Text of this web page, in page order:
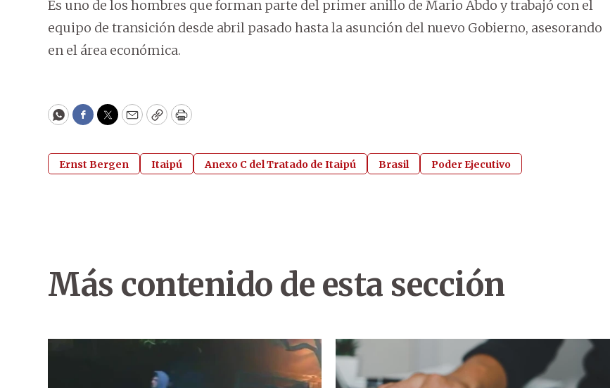
Es uno de los hombres que forman parte del primer anillo de Mario Abdo y trabajó con el
equipo de transición desde abril pasado hasta la asunción del nuevo Gobierno, asesorando
en el área económica.
WhatsApp
Facebook
Twitter
EmailCopyPrint
Ernst Bergen Itaipú Anexo C del Tratado de Itaipú Brasil Poder Ejecutivo
Más contenido de esta sección